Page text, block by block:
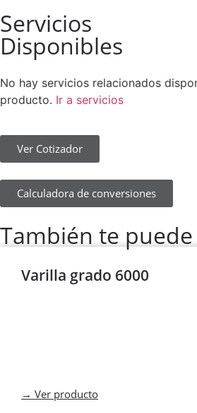
Servicios
Disponibles
No hay servicios relacionados
producto. Ir a servicios
Ver Cotizador
Calculadora de conversiones
También te
Varilla grado 6000
→ Ver producto